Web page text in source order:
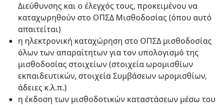
Διεύθυνσης και ο έλεγχός τους, προκειμένου να
καταχωρηθούν στο ΟΠΣΔ Μισθοδοσίας (όπου αυτό
απαιτείται)
η ηλεκτρονική καταχώρηση στο ΟΠΣΔ μισθοδοσίας
όλων των απαραίτητων για τον υπολογισμό της
μισθοδοσίας στοιχείων (στοιχεία ωρομισθίων
εκπαιδευτικών, στοιχεία Συμβάσεων ωρομισθίων,
άδειες κ.λ.π.)
η έκδοση των μισθοδοτικών καταστάσεων μέσω του